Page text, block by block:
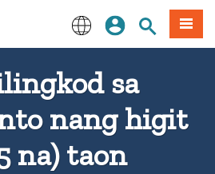
English
Mag-sign InMenu
sa
nang higit
na) taon